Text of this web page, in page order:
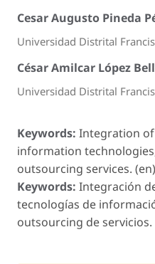
Cesar Augusto Pineda
Universidad Distrital
César Amilcar López
Universidad Distrital
Keywords: Integration
information
outsourcing services.
Keywords: Integración
tecnologías de
outsourcing de servicios.